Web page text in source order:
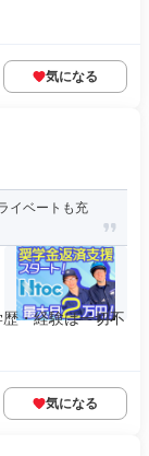
気になる
イベートも充
・経験は一切不
気になる